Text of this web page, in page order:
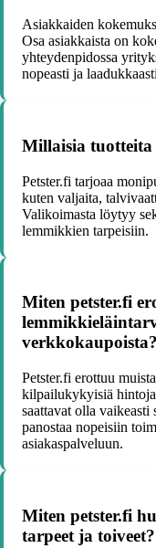
Asiakkaiden
Osa asiakkaista on
yhteydenpidossa
nopeasti ja
Millaisia tuotteita
Petster.fi tarjoaa
kuten valjaita,
Valikoimasta löytyy
lemmikkien tarpeisiin.
Miten petster.fi
verkkokaupoista?
Petster.fi erottuu
kilpailukykyisiä
saattavat olla
panostaa nopeisiin
asiakaspalveluun.
Miten petster.fi
tarpeet ja toiveet?